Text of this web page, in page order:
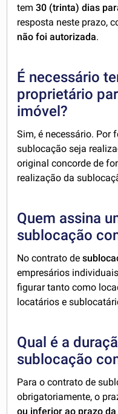
tem30 (trinta) dias
resposta neste prazo,
não foi autorizada.
É necessário
proprietário
imóvel?
Sim, é necessário. Por
sublocação seja
original concorde de
realização da
Quem assina
sublocação
No contrato de
empresários
figurar tanto como
locatários e
Qual é a
sublocação
Para o contrato de
obrigatoriamente, o
ou inferior ao prazo da